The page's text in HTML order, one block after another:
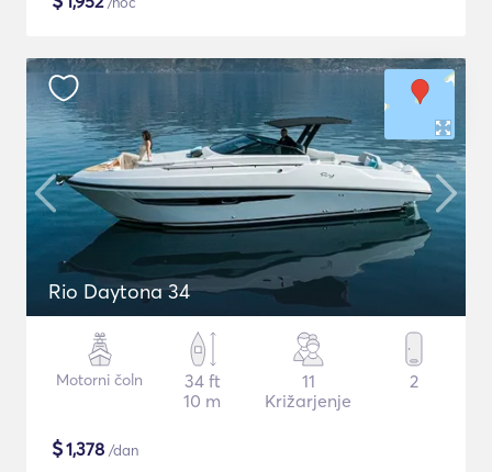
Rio Daytona 34
Motorni čoln
34 ft
10 m
11
Križarjenje
2
$1,378 /dan